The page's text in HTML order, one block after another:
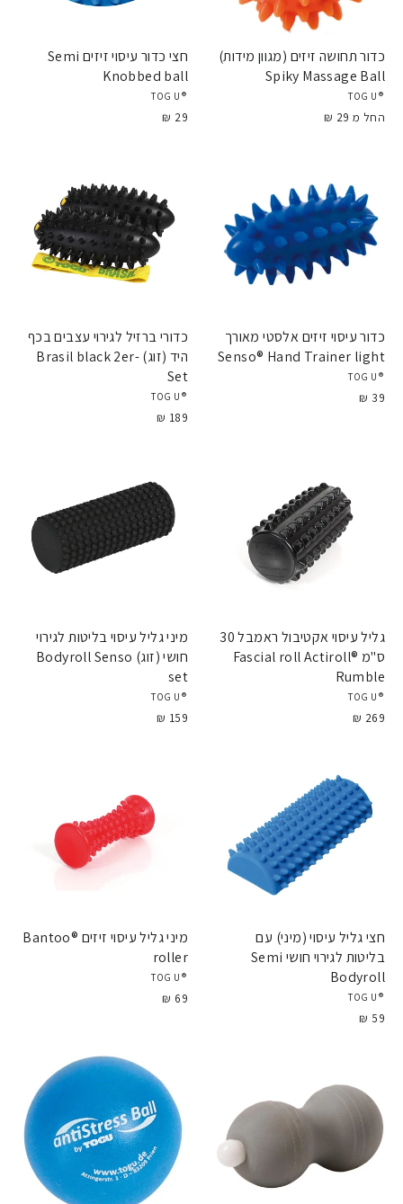
כדור תחושה זיזים (מגוון מידות)
Spiky Massage Ball
®TOGU
החל מ 29 ₪
חצי כדור עיסוי זיזים Semi
Knobbed ball
®TOGU
29 ₪
כדור עיסוי זיזים אלסטי מאורך
Senso® Hand Trainer light
®TOGU
39 ₪
כדורי ברזיל לגירוי עצבים בכף
היד (זוג) Brasil black 2er-
Set
®TOGU
189 ₪
גליל עיסוי אקטיבול ראמבל 30
ס"מ Fascial roll Actiroll®
Rumble
®TOGU
269 ₪
מיני גליל עיסוי בליטות לגירוי
חושי (זוג) Bodyroll Senso
set
®TOGU
159 ₪
חצי גליל עיסוי (מיני) עם
בליטות לגירוי חושי Semi
Bodyroll
®TOGU
59 ₪
מיני גליל עיסוי זיזים Bantoo®
roller
®TOGU
69 ₪